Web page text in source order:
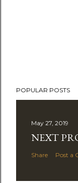
POPULAR POSTS
May 27, 2019
NEXT
Share Post a